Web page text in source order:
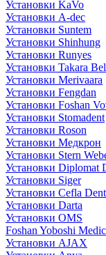
Установки KaVo
Установки A-dec
Установки Suntem
Установки Shinhung
Установки Runyes
Установки Takara
Установки Merivaara
Установки Fengdan
Установки Foshan
Установки Stomadent
Установки Roson
Установки Медкрон
Установки Stern
Установки Diplomat
Установки Siger
Установки Cefla
Установки Darta
Установки OMS
Foshan Yoboshi
Установки AJAX